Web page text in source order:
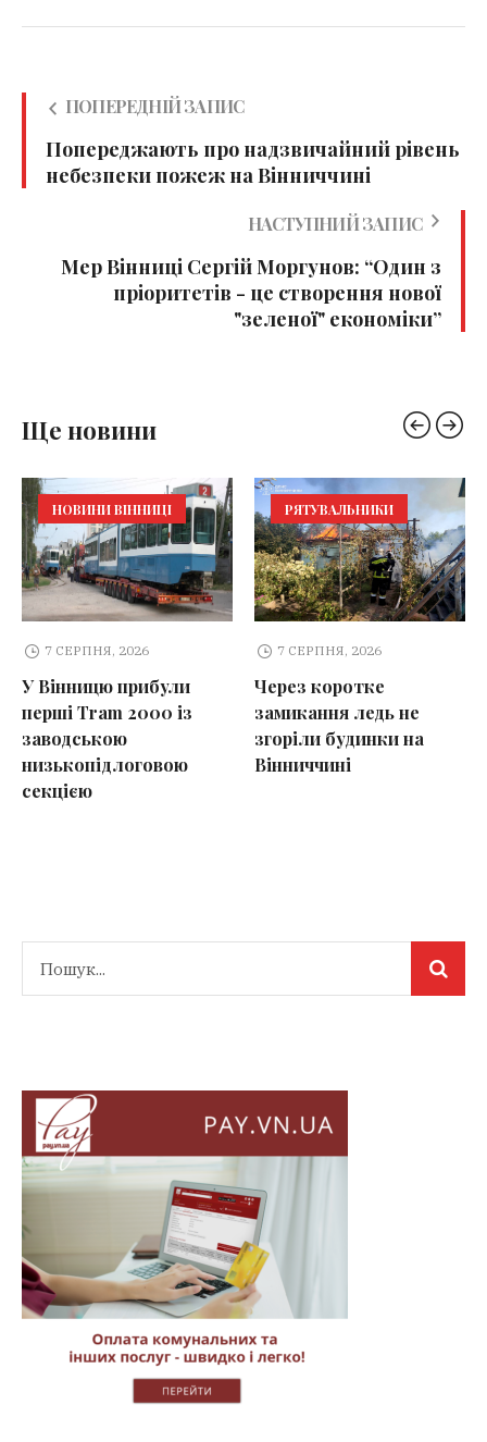
ПОПЕРЕДНІЙ ЗАПИС
Попереджають про надзвичайний рівень
небезпеки пожеж на Вінниччині
НАСТУПНИЙ ЗАПИС
Мер Вінниці Сергій Моргунов: “Один з
пріоритетів - це створення нової
"зеленої" економіки”
Ще новини
НОВИНИ ВІННИЦІ
7 СЕРПНЯ, 2026
У Вінницю прибули
перші Tram 2000 із
заводською
низькопідлоговою
секцією
РЯТУВАЛЬНИКИ
7 СЕРПНЯ, 2026
Через коротке
замикання ледь не
згоріли будинки на
Вінниччині